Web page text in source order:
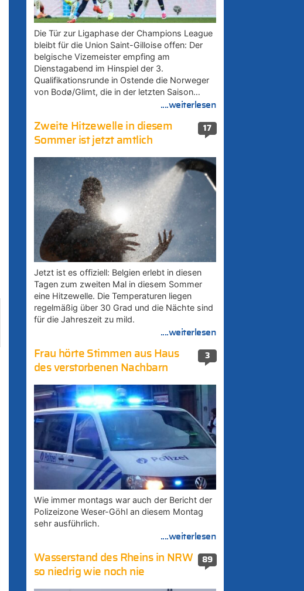
Die Tür zur Ligaphase der Champions League
bleibt für die Union Saint-Gilloise offen: Der
belgische Vizemeister empfing am
Dienstagabend im Hinspiel der 3.
Qualifikationsrunde in Ostende die Norweger
von Bodø/Glimt, die in der letzten Saison…
....weiterlesen
17
Zweite Hitzewelle in diesem
Sommer ist jetzt amtlich
Jetzt ist es offiziell: Belgien erlebt in diesen
Tagen zum zweiten Mal in diesem Sommer
eine Hitzewelle. Die Temperaturen liegen
regelmäßig über 30 Grad und die Nächte sind
für die Jahreszeit zu mild.
....weiterlesen
3
Frau hörte Stimmen aus Haus
des verstorbenen Nachbarn
Wie immer montags war auch der Bericht der
Polizeizone Weser-Göhl an diesem Montag
sehr ausführlich.
....weiterlesen
89
Wasserstand des Rheins in NRW
so niedrig wie noch nie